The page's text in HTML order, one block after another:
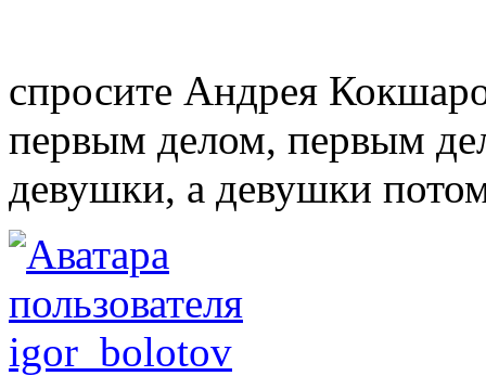
спросите Андрея
первым делом, первым
девушки, а девушки
igor_bolotov